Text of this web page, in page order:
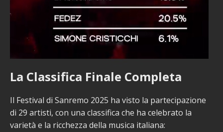
La Classifica Finale Completa
Il Festival di Sanremo 2025 ha visto la partecipazione
di 29 artisti, con una classifica che ha celebrato la
varietà e la ricchezza della musica italiana: